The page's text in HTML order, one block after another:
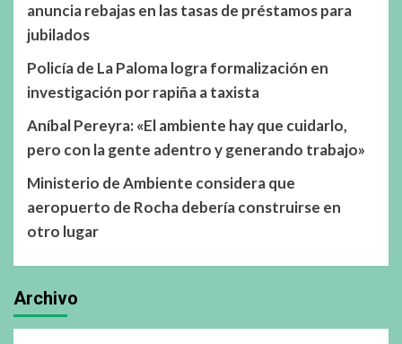
anuncia rebajas en las tasas de préstamos para
jubilados
Policía de La Paloma logra formalización en
investigación por rapiña a taxista
Aníbal Pereyra: «El ambiente hay que cuidarlo,
pero con la gente adentro y generando trabajo»
Ministerio de Ambiente considera que
aeropuerto de Rocha debería construirse en
otro lugar
Archivo